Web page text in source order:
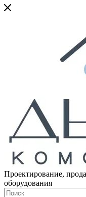
Проектирование,
оборудования